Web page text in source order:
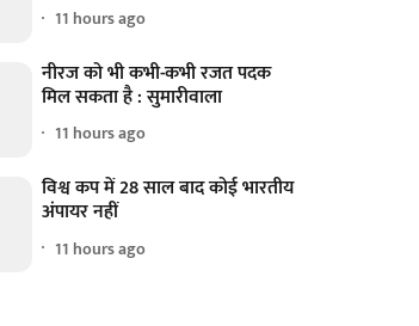
11 hours ago
नीरज को भी कभी-कभी रजत पदक
मिल सकता है : सुमारीवाला
11 hours ago
विश्व कप में 28 साल बाद कोई भारतीय
अंपायर नहीं
11 hours ago